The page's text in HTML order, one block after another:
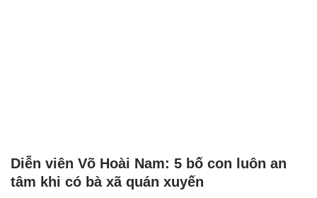
Diễn viên Võ Hoài Nam: 5 bố con luôn an
tâm khi có bà xã quán xuyến